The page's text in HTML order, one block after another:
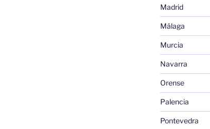
Madrid
Málaga
Murcia
Navarra
Orense
Palencia
Pontevedra